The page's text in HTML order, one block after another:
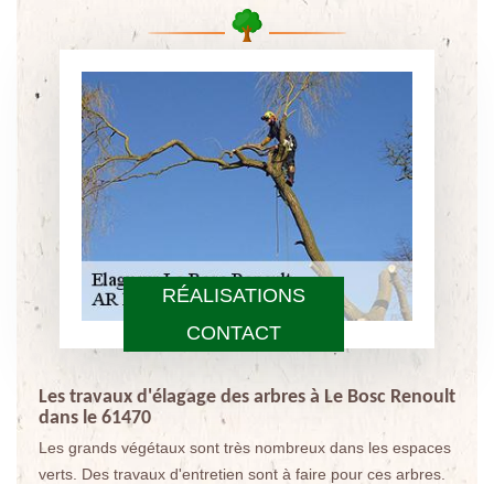
RÉALISATIONS
CONTACT
Les travaux d'élagage des arbres à Le Bosc Renoult
dans le 61470
Les grands végétaux sont très nombreux dans les espaces
verts. Des travaux d'entretien sont à faire pour ces arbres.